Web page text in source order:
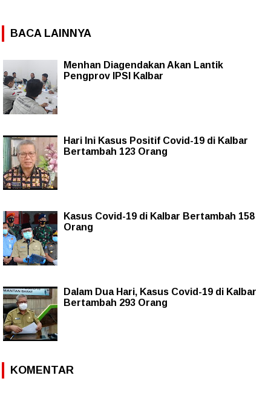
BACA LAINNYA
Menhan Diagendakan Akan Lantik
Pengprov IPSI Kalbar
Hari Ini Kasus Positif Covid-19 di Kalbar
Bertambah 123 Orang
Kasus Covid-19 di Kalbar Bertambah 158
Orang
Dalam Dua Hari, Kasus Covid-19 di Kalbar
Bertambah 293 Orang
KOMENTAR